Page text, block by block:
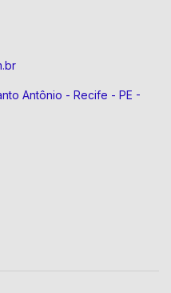
Antônio - Recife - PE -